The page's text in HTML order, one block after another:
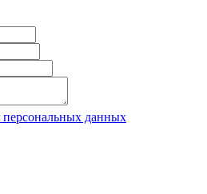
персональных данных